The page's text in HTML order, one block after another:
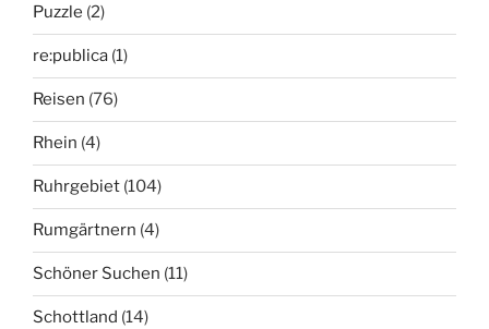
Puzzle (2)
re:publica (1)
Reisen (76)
Rhein (4)
Ruhrgebiet (104)
Rumgärtnern (4)
Schöner Suchen (11)
Schottland (14)